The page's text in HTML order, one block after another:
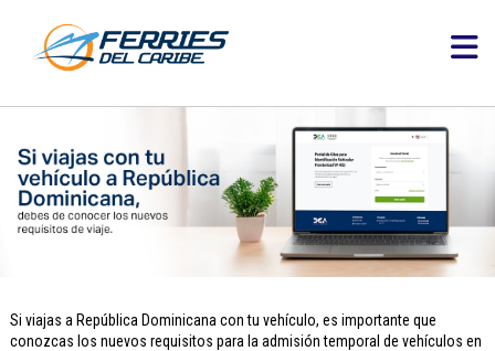
Si viajas a República Dominicana con tu vehículo, es importante que
conozcas los nuevos requisitos para la admisión temporal de vehículos en